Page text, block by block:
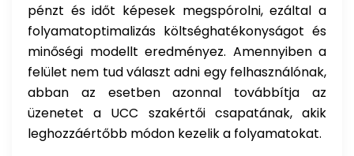
pénzt és időt képesek megspórolni, ezáltal a
folyamatoptimalizás költséghatékonyságot és
minőségi modellt eredményez. Amennyiben a
felület nem tud választ adni egy felhasználónak,
abban az esetben azonnal továbbítja az
üzenetet a UCC szakértői csapatának, akik
leghozzáértőbb módon kezelik a folyamatokat.